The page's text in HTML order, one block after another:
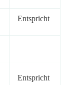
Entspricht
Entspricht